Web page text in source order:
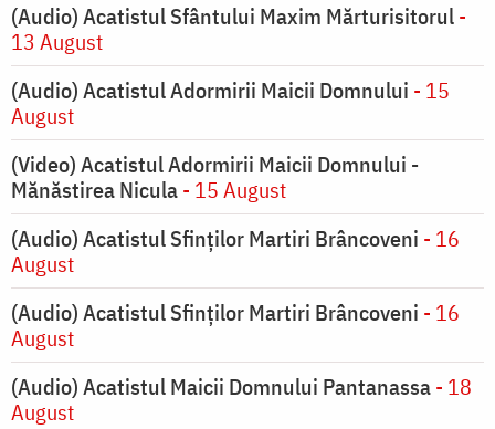
(Audio) Acatistul Sfântului Maxim Mărturisitorul-
13 August
(Audio) Acatistul Adormirii Maicii Domnului - 15
August
(Video) Acatistul Adormirii Maicii Domnului -
Mănăstirea Nicula- 15 August
(Audio) Acatistul Sfinților Martiri Brâncoveni - 16
August
(Audio) Acatistul Sfinților Martiri Brâncoveni - 16
August
(Audio) Acatistul Maicii Domnului Pantanassa- 18
August